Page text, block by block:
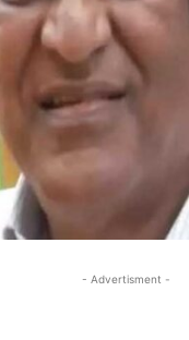
- Advertisment -